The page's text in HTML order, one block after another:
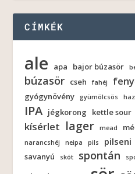
CÍMKÉK
ale apa bajor búzasör
búzasör cseh fahéj
gyógynövény
gyümölcsös
IPA jégkorong kettle sour
kísérlet lager mead
narancshéj neipa pils pilseni
savanyú
skót spontán